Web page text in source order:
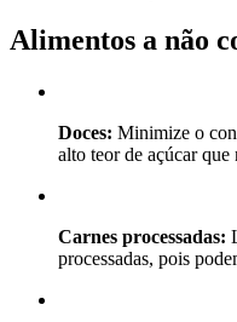
Alimentos a não
Doces: Minimize o
alto teor de açúcar que
Carnes processadas:
processadas, pois